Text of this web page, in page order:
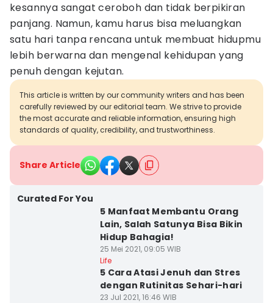
kesannya sangat ceroboh dan tidak berpikiran
panjang. Namun, kamu harus bisa meluangkan
satu hari tanpa rencana untuk membuat hidupmu
lebih berwarna dan mengenal kehidupan yang
penuh dengan kejutan.
This article is written by our community writers and has been
carefully reviewed by our editorial team. We strive to provide
the most accurate and reliable information, ensuring high
standards of quality, credibility, and trustworthiness.
Share Article
Curated For You
5 Manfaat Membantu Orang
Lain, Salah Satunya Bisa Bikin
Hidup Bahagia!
25 Mei 2021, 09:05 WIB
Life
5 Cara Atasi Jenuh dan Stres
dengan Rutinitas Sehari-hari
23 Jul 2021, 16:46 WIB